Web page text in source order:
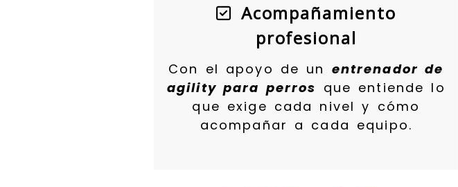
Acompañamiento
profesional
Con el apoyo de un entrenador de
agility para perros que entiende lo
que exige cada nivel y cómo
acompañar a cada equipo.